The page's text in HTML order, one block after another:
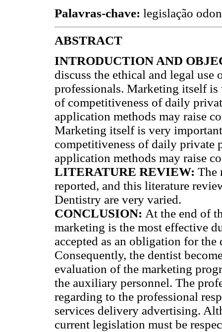
Palavras-chave: legislação
ABSTRACT
INTRODUCTION AND
discuss the ethical and legal
professionals. Marketing itself
of competitiveness of daily
application methods may raise
Marketing itself is very
competitiveness of daily private
application methods may raise
LITERATURE REVIEW: The
reported, and this literature
Dentistry are very varied.
CONCLUSION: At the end of
marketing is the most effective
accepted as an obligation for the
Consequently, the dentist
evaluation of the marketing
the auxiliary personnel. The
regarding to the professional
services delivery advertising.
current legislation must be